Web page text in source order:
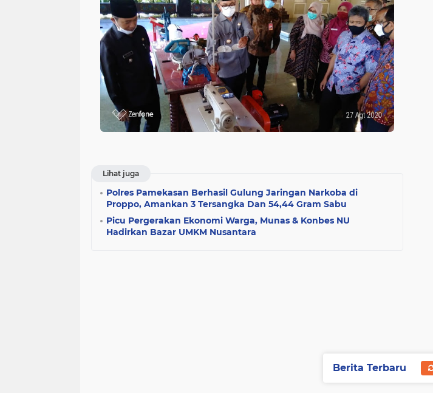
Lihat juga
Polres Pamekasan Berhasil Gulung Jaringan Narkoba di
Proppo, Amankan 3 Tersangka Dan 54,44 Gram Sabu
Picu Pergerakan Ekonomi Warga, Munas & Konbes NU
Hadirkan Bazar UMKM Nusantara
Berita Terbaru